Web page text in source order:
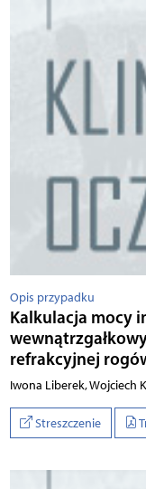
Opis przypadku
Kalkulacja mocy
refrakcyjnej
Iwona Liberek, Wojciech
Streszczenie